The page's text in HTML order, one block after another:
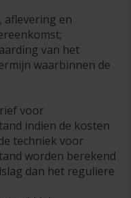
aflevering en
van het
waarbinnen de
voor
indien de kosten
techniek voor
worden berekend
dan het reguliere